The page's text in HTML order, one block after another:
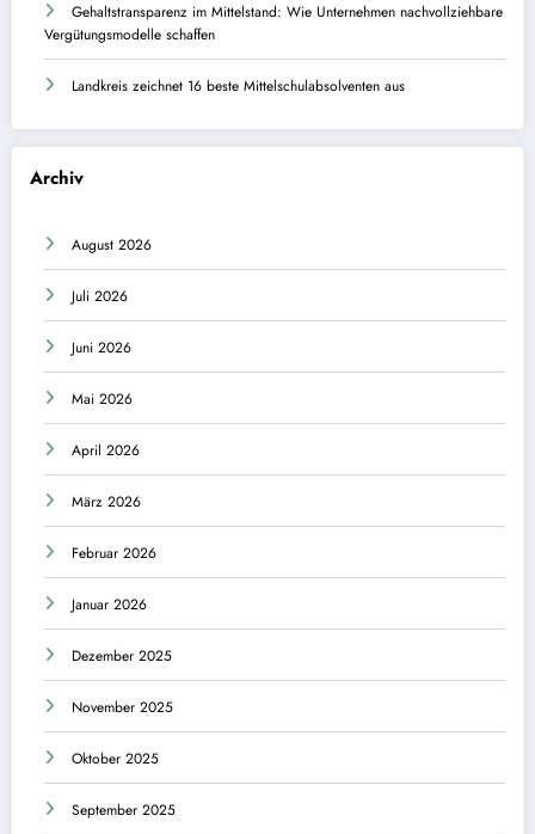
Gehaltstransparenz im Mittelstand: Wie Unternehmen nachvollziehbare
Vergütungsmodelle schaffen
Landkreis zeichnet 16 beste Mittelschulabsolventen aus
Archiv
August 2026
Juli 2026
Juni 2026
Mai 2026
April 2026
März 2026
Februar 2026
Januar 2026
Dezember 2025
November 2025
Oktober 2025
September 2025